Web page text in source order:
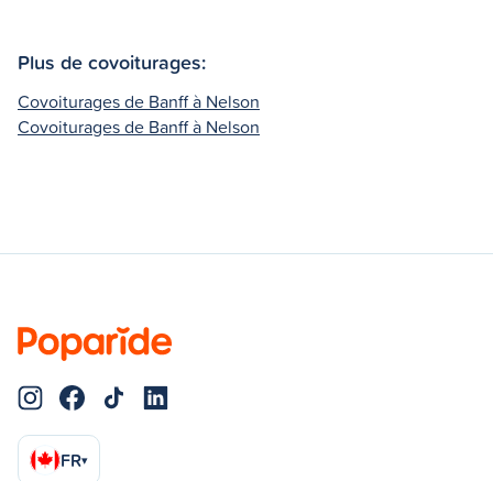
Plus de covoiturages:
Covoiturages de Banff à Nelson
Covoiturages de Banff à Nelson
FR▾